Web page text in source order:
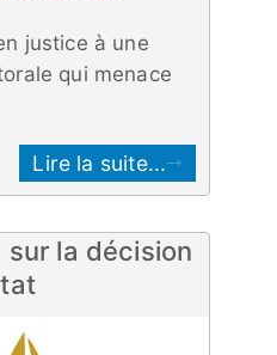
justice à une
qui menace
Lire la suite...
sur la décision